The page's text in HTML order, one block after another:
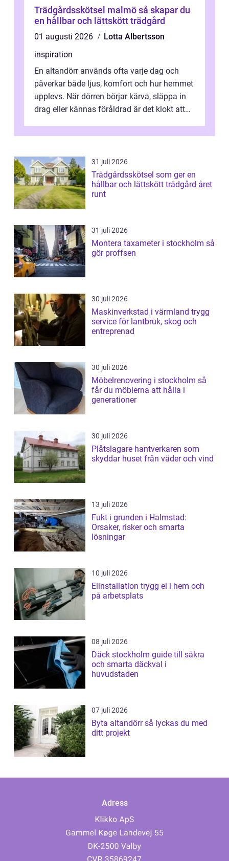
Trädgårdsskötsel malmö så skapar du
en hållbar och lättskött trädgård
01 augusti 2026
Lotta Albertsson
inspiration
En altandörr används ofta varje dag och
påverkar både ljus, komfort och hur hemmet
upplevs. När dörren börjar kärva, släppa in
drag eller kännas föråldrad är det klokt att
31 juli 2026
Trädgårdsskötsel som ger en
hållbar och lättskött trädgård året
runt
31 juli 2026
Montera taxameter i stockholm så
gör proffsen
30 juli 2026
Maskinverkstad i värmland trygg
service för lantbruk, skog och
entreprenad
30 juli 2026
Möbelrenovering i stockholm så
får du möblerna att hålla i
generationer
30 juli 2026
Plåtslagare hantverkaren som
skyddar huset från väder och vind
13 juli 2026
Fukt i grunden i Halmstad:
Orsaker, risker och smarta
lösningar
10 juli 2026
Elinstallation trygg el i hem och
på arbetsplats
08 juli 2026
Däck stockholm guide till säkra
och smarta däckval i
huvudstaden
07 juli 2026
Byta altandörr så lyckas du med
ditt projekt
Adress